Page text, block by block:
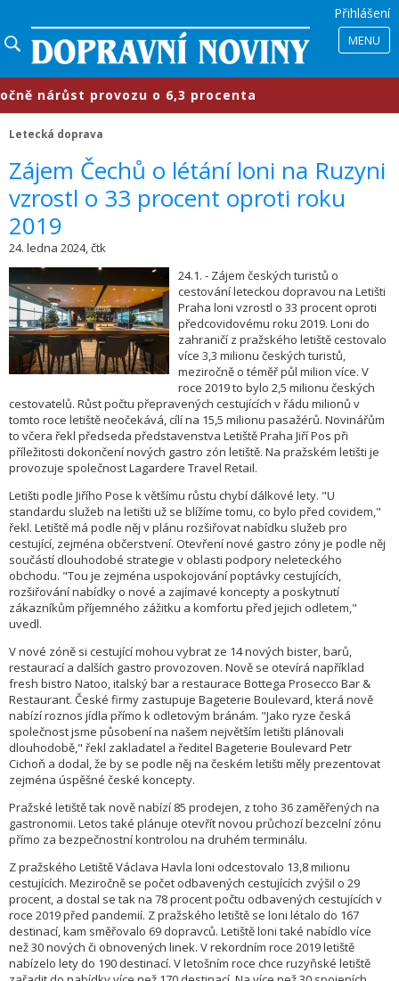
Přihlášení
MENU
provozu o 6,3 procenta
Letecká doprava
Zájem Čechů o létání loni na Ruzyni
vzrostl o 33 procent oproti roku
2019
24. ledna 2024, čtk
24.1. - Zájem českých turistů o
cestování leteckou dopravou na Letišti
Praha loni vzrostl o 33 procent oproti
předcovidovému roku 2019. Loni do
zahraničí z pražského letiště cestovalo
více 3,3 milionu českých turistů,
meziročně o téměř půl milion více. V
roce 2019 to bylo 2,5 milionu českých
cestovatelů. Růst počtu přepravených cestujících v řádu milionů v
tomto roce letiště neočekává, cílí na 15,5 milionu pasažérů. Novinářům
to včera řekl předseda představenstva Letiště Praha Jiří Pos při
příležitosti dokončení nových gastro zón letiště. Na pražském letišti je
provozuje společnost Lagardere Travel Retail.
Letišti podle Jiřího Pose k většímu růstu chybí dálkové lety. "U
standardu služeb na letišti už se blížíme tomu, co bylo před covidem,"
řekl. Letiště má podle něj v plánu rozšiřovat nabídku služeb pro
cestující, zejména občerstvení. Otevření nové gastro zóny je podle něj
součástí dlouhodobé strategie v oblasti podpory neleteckého
obchodu. "Tou je zejména uspokojování poptávky cestujících,
rozšiřování nabídky o nové a zajímavé koncepty a poskytnutí
zákazníkům příjemného zážitku a komfortu před jejich odletem,"
uvedl.
V nové zóně si cestující mohou vybrat ze 14 nových bister, barů,
restaurací a dalších gastro provozoven. Nově se otevírá například
fresh bistro Natoo, italský bar a restaurace Bottega Prosecco Bar &
Restaurant. České firmy zastupuje Bageterie Boulevard, která nově
nabízí roznos jídla přímo k odletovým bránám. "Jako ryze česká
společnost jsme působení na našem největším letišti plánovali
dlouhodobě," řekl zakladatel a ředitel Bageterie Boulevard Petr
Cichoň a dodal, že by se podle něj na českém letišti měly prezentovat
zejména úspěšné české koncepty.
Pražské letiště tak nově nabízí 85 prodejen, z toho 36 zaměřených na
gastronomii. Letos také plánuje otevřít novou průchozí bezcelní zónu
přímo za bezpečnostní kontrolou na druhém terminálu.
Z pražského Letiště Václava Havla loni odcestovalo 13,8 milionu
cestujících. Meziročně se počet odbavených cestujících zvýšil o 29
procent, a dostal se tak na 78 procent počtu odbavených cestujících v
roce 2019 před pandemií. Z pražského letiště se loni létalo do 167
destinací, kam směřovalo 69 dopravců. Letiště loni také nabídlo více
než 30 nových či obnovených linek. V rekordním roce 2019 letiště
nabízelo lety do 190 destinací. V letošním roce chce ruzyňské letiště